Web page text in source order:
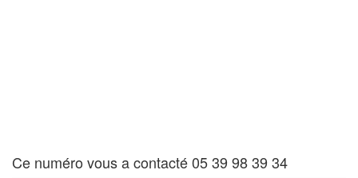
Ce numéro vous a contacté 05 39 98 39 34